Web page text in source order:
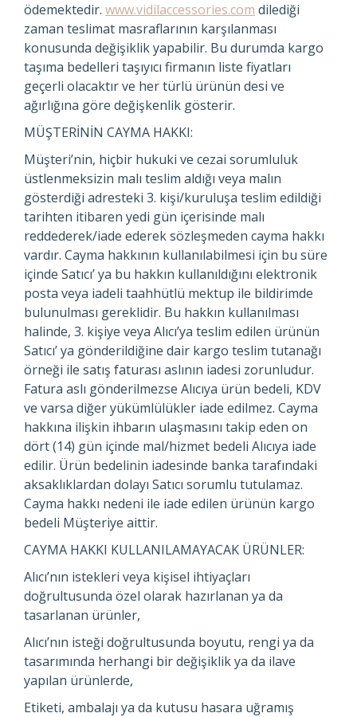
ödemektedir. www.vidilaccessories.com dilediği
zaman teslimat masraflarının karşılanması
konusunda değişiklik yapabilir. Bu durumda kargo
taşıma bedelleri taşıyıcı firmanın liste fiyatları
geçerli olacaktır ve her türlü ürünün desi ve
ağırlığına göre değişkenlik gösterir.
MÜŞTERİNİN CAYMA HAKKI:
Müşteri’nin, hiçbir hukuki ve cezai sorumluluk
üstlenmeksizin malı teslim aldığı veya malın
gösterdiği adresteki 3. kişi/kuruluşa teslim edildiği
tarihten itibaren yedi gün içerisinde malı
reddederek/iade ederek sözleşmeden cayma hakkı
vardır. Cayma hakkının kullanılabilmesi için bu süre
içinde Satıcı’ ya bu hakkın kullanıldığını elektronik
posta veya iadeli taahhütlü mektup ile bildirimde
bulunulması gereklidir. Bu hakkın kullanılması
halinde, 3. kişiye veya Alıcı’ya teslim edilen ürünün
Satıcı’ ya gönderildiğine dair kargo teslim tutanağı
örneği ile satış faturası aslının iadesi zorunludur.
Fatura aslı gönderilmezse Alıcıya ürün bedeli, KDV
ve varsa diğer yükümlülükler iade edilmez. Cayma
hakkına ilişkin ihbarın ulaşmasını takip eden on
dört (14) gün içinde mal/hizmet bedeli Alıcıya iade
edilir. Ürün bedelinin iadesinde banka tarafındaki
aksaklıklardan dolayı Satıcı sorumlu tutulamaz.
Cayma hakkı nedeni ile iade edilen ürünün kargo
bedeli Müşteriye aittir.
CAYMA HAKKI KULLANILAMAYACAK ÜRÜNLER:
Alıcı’nın istekleri veya kişisel ihtiyaçları
doğrultusunda özel olarak hazırlanan ya da
tasarlanan ürünler,
Alıcı’nın isteği doğrultusunda boyutu, rengi ya da
tasarımında herhangi bir değişiklik ya da ilave
yapılan ürünlerde,
Etiketi, ambalajı ya da kutusu hasara uğramış